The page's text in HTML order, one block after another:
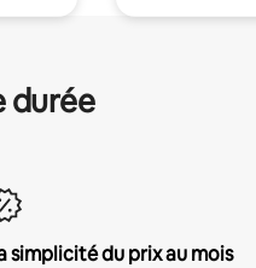
durée
simplicité du prix au mois